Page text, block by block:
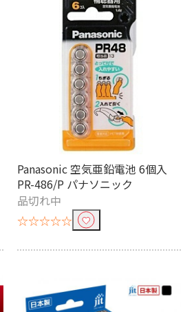
Panasonic 空気亜鉛電池 6個入
PR-486/P パナソニック
品切れ中
☆☆☆☆☆